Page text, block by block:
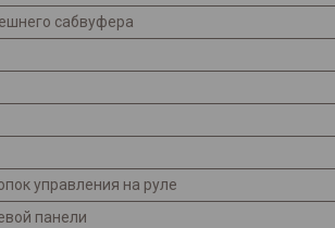
сабвуфера
управления на руле
панели